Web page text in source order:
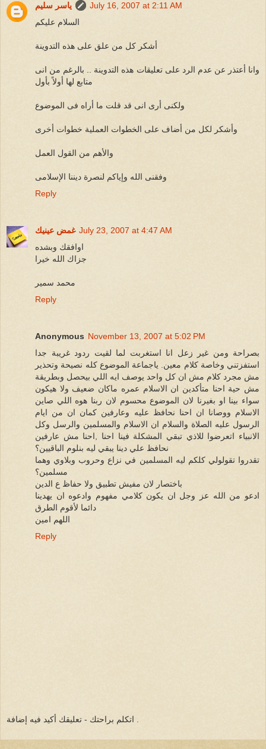
ياسر سليم
July 16, 2007 at 2:11 AM
السلام عليكم
أشكر كل من علق على هذه التدوينة
وانا أعتذر عن عدم الرد على تعليقات هذه التدوينة .. بالرغم من انى
متابع لها أولاً بأول
ولكنى أرى انى قد قلت ما أراه فى الموضوع
وأشكر لكل من أضاف على الخطوات العملية خطوات أخرى
والأهم من القول العمل
وفقنى الله وإياكم لنصرة ديننا الإسلامى
Reply
غمض عينيك July 23, 2007 at 4:47 AM
اوافقك وبشده
جزاك الله خيرا
محمد سمير
Reply
Anonymous November 13, 2007 at 5:02 PM
بصراحة ومن غير زعل انا استغربت لما لقيت ردود غريبة جدا
استفزتني وخاصة كلام معين. ياجماعة الموضوع كله نصيحة وتحذير
مش مجرد كلام مش ان كل واحد يوصف ايه اللي بيحصل وبطريقة
مش حية احنا متأكدين ان الاسلام عمره ماكان ضعيف ولا هيكون
سواء بينا او بغيرنا لان الموضوع محسوم لان ربنا هوه اللي صاين
الاسلام ووصانا ان احنا نحافظ عليه وعارفين كمان ان من ايام
الرسول عليه الصلاة والسلام ان الاسلام والمسلمين والرسل وكل
الانبياء اتعرضوا للاذي تبقي المشكلة فينا احنا ,احنا مش عارفين
نحافظ علي دينا يبقي ليه بنلوم الباقيين؟
تقدروا تقولولي كلكم ليه المسلمين في نزاع وحروب وبلاوي وهما
مسلمين؟
باختصار لان مفيش تطبيق ولا حفاظ ع الدين
ادعو من الله عز وجل ان يكون كلامي مفهوم وادعوه ان يهدينا
دائما لأقوم الطرق
اللهم امين
Reply